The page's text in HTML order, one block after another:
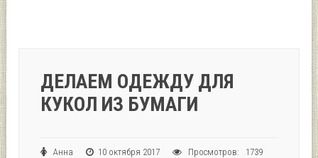
ДЕЛАЕМ ОДЕЖДУ ДЛЯ
КУКОЛ ИЗ БУМАГИ
Анна 10 октября 2017
Просмотров: 1739